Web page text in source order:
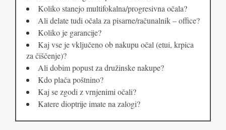
Koliko stanejo multifokalna/progresivna očala?
Ali delate tudi očala za pisarne/računalnik – office?
Koliko je garancije?
Kaj vse je vključeno ob nakupu očal (etui, krpica
za čiščenje)?
Ali dobim popust za družinske nakupe?
Kdo plača poštnino?
Kaj se zgodi z vrnjenimi očali?
Katere dioptrije imate na zalogi?